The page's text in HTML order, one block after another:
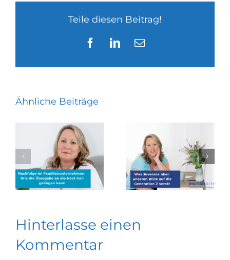
Teile diesen Beitrag!
FacebookLinkedIn
E-
Ähnliche Beiträge
Hinterlasse einen
Kommentar